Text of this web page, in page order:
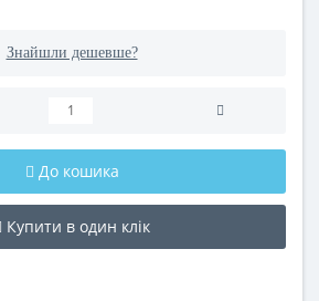
Знайшли дешевше?
До кошика
Купити в один клік